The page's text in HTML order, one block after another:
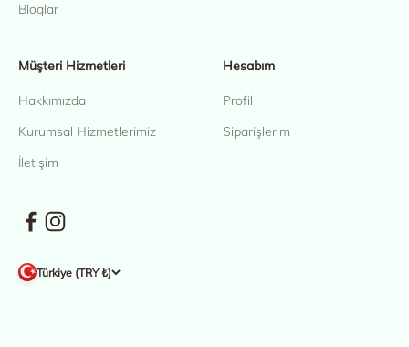
Bloglar
Müşteri Hizmetleri
Hakkımızda
Kurumsal Hizmetlerimiz
İletişim
Hesabım
Profil
Siparişlerim
Türkiye (TRY ₺)